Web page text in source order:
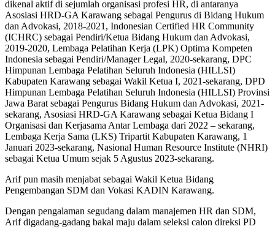
dikenal aktif di sejumlah organisasi profesi HR, di antaranya
Asosiasi HRD-GA Karawang sebagai Pengurus di Bidang Hukum
dan Advokasi, 2018-2021, Indonesian Certified HR Community
(ICHRC) sebagai Pendiri/Ketua Bidang Hukum dan Advokasi,
2019-2020, Lembaga Pelatihan Kerja (LPK) Optima Kompeten
Indonesia sebagai Pendiri/Manager Legal, 2020-sekarang, DPC
Himpunan Lembaga Pelatihan Seluruh Indonesia (HILLSI)
Kabupaten Karawang sebagai Wakil Ketua I, 2021-sekarang, DPD
Himpunan Lembaga Pelatihan Seluruh Indonesia (HILLSI) Provinsi
Jawa Barat sebagai Pengurus Bidang Hukum dan Advokasi, 2021-
sekarang, Asosiasi HRD-GA Karawang sebagai Ketua Bidang I
Organisasi dan Kerjasama Antar Lembaga dari 2022 – sekarang,
Lembaga Kerja Sama (LKS) Tripartit Kabupaten Karawang, 1
Januari 2023-sekarang, Nasional Human Resource Institute (NHRI)
sebagai Ketua Umum sejak 5 Agustus 2023-sekarang.
Arif pun masih menjabat sebagai Wakil Ketua Bidang
Pengembangan SDM dan Vokasi KADIN Karawang.
Dengan pengalaman segudang dalam manajemen HR dan SDM,
Arif digadang-gadang bakal maju dalam seleksi calon direksi PD